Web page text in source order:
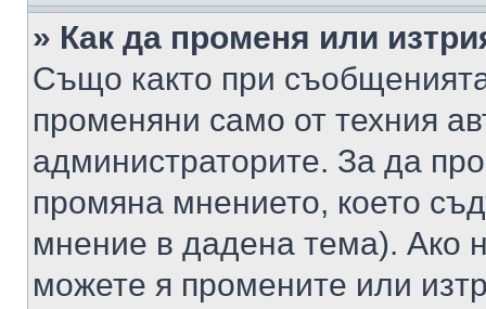
» Как да променя или
Също както при
променяни само от техния
администраторите. За да
промяна мнението, което
мнение в дадена тема). Ако
можете я промените или